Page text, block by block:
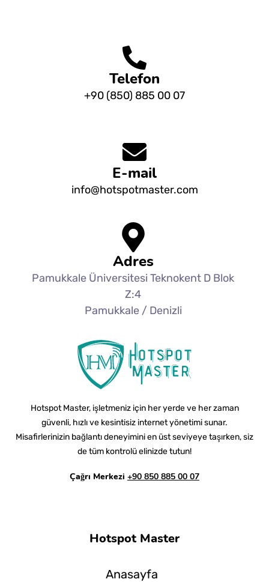
Telefon
+90 (850) 885 00 07
E-mail
info@hotspotmaster.com
Adres
Pamukkale Üniversitesi Teknokent D Blok
Z:4
Pamukkale / Denizli
Hotspot Master, işletmeniz için her yerde ve her zaman
güvenli, hızlı ve kesintisiz internet yönetimi sunar.
Misafirlerinizin bağlantı deneyimini en üst seviyeye taşırken, siz
de tüm kontrolü elinizde tutun!
Çağrı Merkezi +90 850 885 00 07
Hotspot Master
Anasayfa